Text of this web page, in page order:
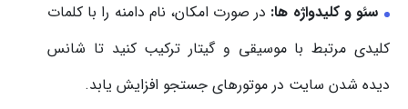
سئو و کلیدواژه ها: در صورت امکان، نام دامنه را با کلمات
کلیدی مرتبط با موسیقی و گیتار ترکیب کنید تا شانس
دیده شدن سایت در موتورهای جستجو افزایش یابد.